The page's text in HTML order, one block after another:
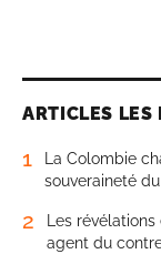
ARTICLES LES
1
La Colombie
souveraineté
2
Les
agent du